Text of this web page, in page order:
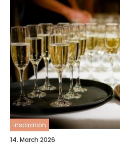
inspiration
14. March 2026